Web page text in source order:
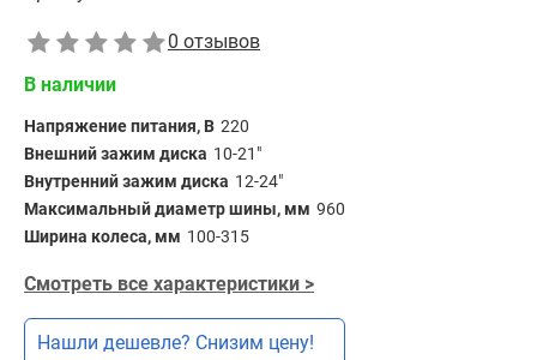
0 отзывов
В наличии
Напряжение питания, В 220
Внешний зажим диска 10-21"
Внутренний зажим диска 12-24"
Максимальный диаметр шины, мм 960
Ширина колеса, мм 100-315
Смотреть все характеристики >
Нашли дешевле? Снизим цену!